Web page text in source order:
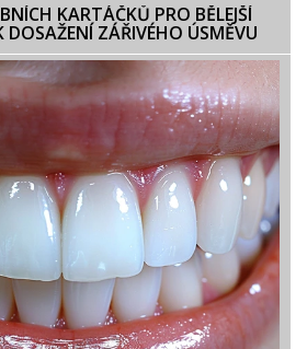
KARTÁČKŮ PRO BĚLEJŠÍ
DOSAŽENÍ ZÁŘIVÉHO ÚSMĚVU